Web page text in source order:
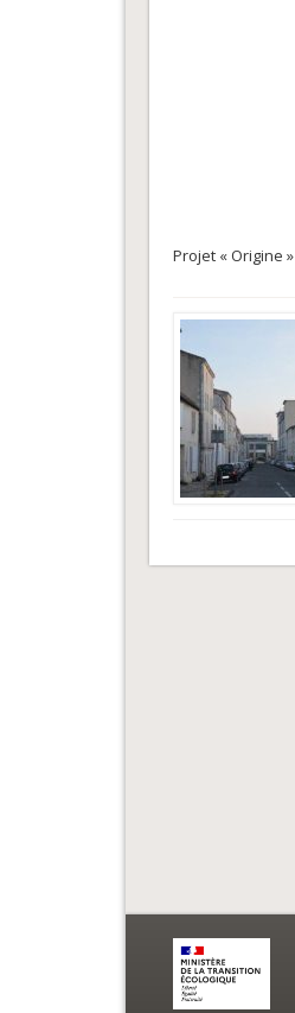
Projet « Origine »